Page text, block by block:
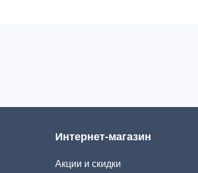
Интернет-магазин
Акции и скидки